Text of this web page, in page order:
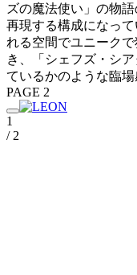
ズの魔法使い」の物
再現する構成になっ
れる空間でユニーク
き、「シェフズ・シ
ているかのような臨
PAGE 2
1
/ 2